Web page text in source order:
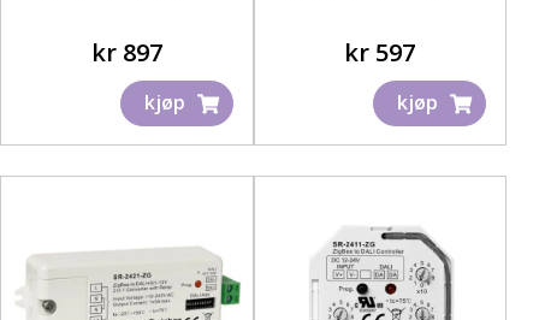
kr897
kjøp
kr 597
kjøp